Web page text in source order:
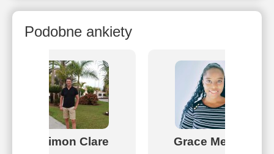
Podobne ankiety
Simon Clare Grace Mercy